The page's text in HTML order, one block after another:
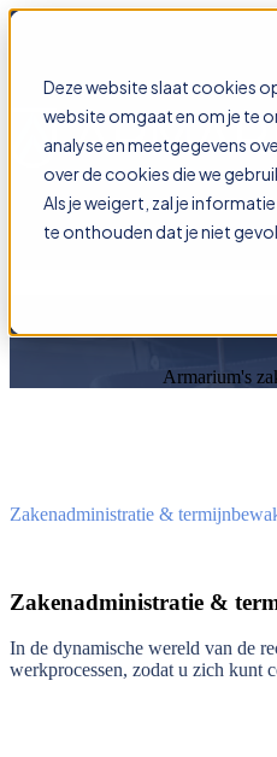
Deze website slaat cookies
website omgaat en om je te
analyse en meetgegevens
over de cookies die we
Als je weigert, zal je
te onthouden dat je niet
Armarium's
Zakenadministratie &
Zakenadministratie &
In de dynamische wereld van de
werkprocessen, zodat u zich kunt